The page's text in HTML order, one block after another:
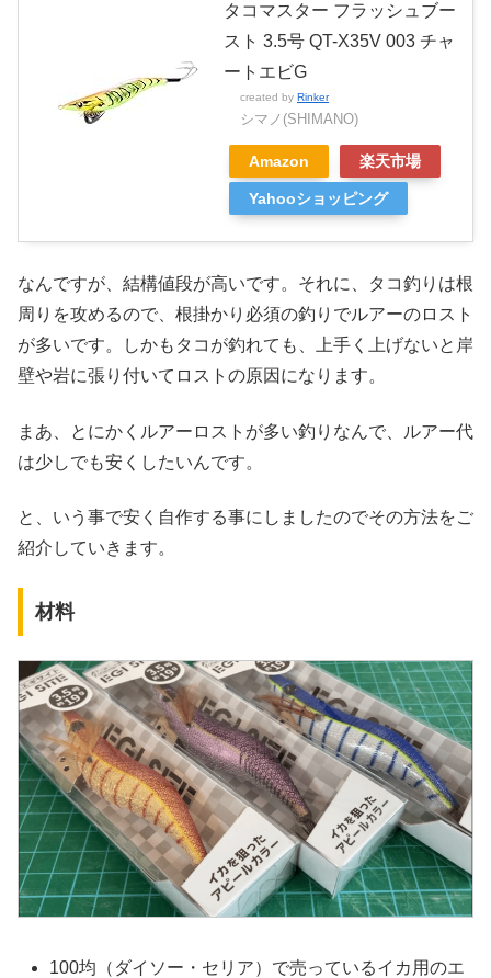
タコマスター フラッシュブー
スト 3.5号 QT-X35V 003 チャ
ートエビG
created by Rinker
シマノ(SHIMANO)
Amazon 楽天市場
Yahooショッピング
なんですが、結構値段が高いです。それに、タコ釣りは根
周りを攻めるので、根掛かり必須の釣りでルアーのロスト
が多いです。しかもタコが釣れても、上手く上げないと岸
壁や岩に張り付いてロストの原因になります。
まあ、とにかくルアーロストが多い釣りなんで、ルアー代
は少しでも安くしたいんです。
と、いう事で安く自作する事にしましたのでその方法をご
紹介していきます。
材料
100均（ダイソー・セリア）で売っているイカ用のエ